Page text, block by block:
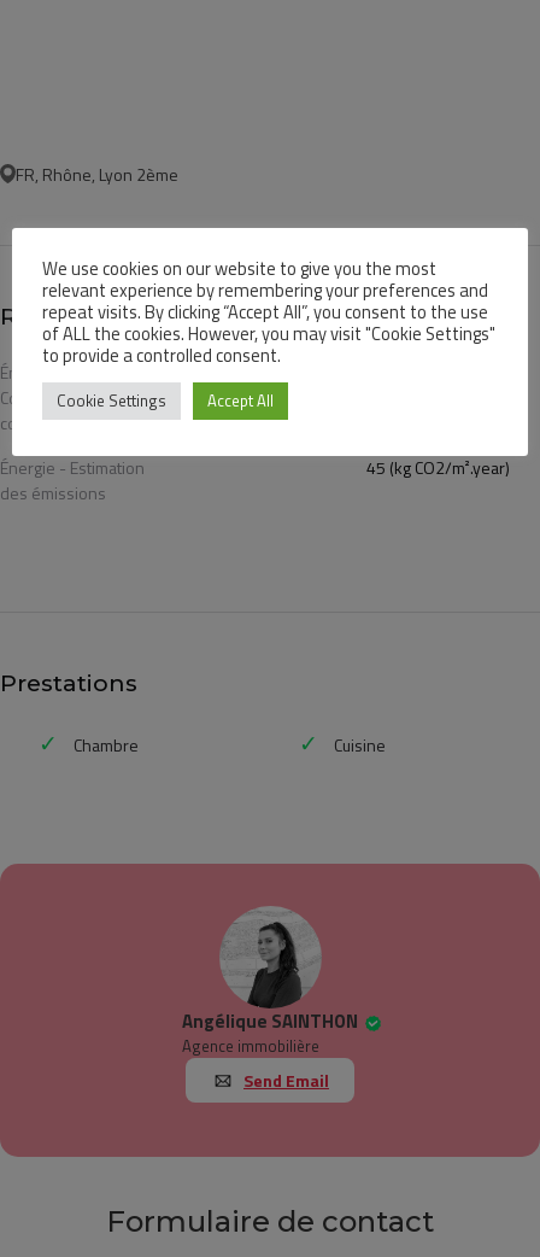
FR, Rhône, Lyon 2ème
REGLEMENTATION :
Énergie -
Consommation
conventionnelle
Énergie - Estimation
des émissions
45 (kg CO2/m².year)
Prestations
Chambre Cuisine
Angélique SAINTHON
Agence immobilière
Send Email
Formulaire de contact
We use cookies on our website to give you the most
relevant experience by remembering your preferences and
repeat visits. By clicking “Accept All”, you consent to the use
of ALL the cookies. However, you may visit "Cookie Settings"
to provide a controlled consent.
Cookie Settings Accept All